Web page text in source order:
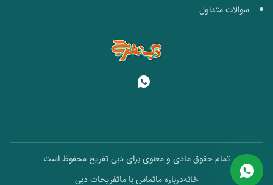
سوالات متداول
تمام حقوق مادی و معنوی برای دبی تفریح محفوظ است
خانهدرباره ماتماس با ماتفریحات دبی